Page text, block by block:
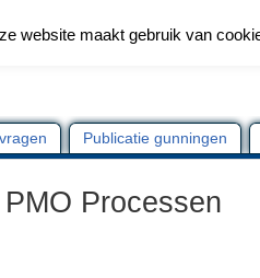
Publicatie gunningen
Processen
website maakt gebruik van